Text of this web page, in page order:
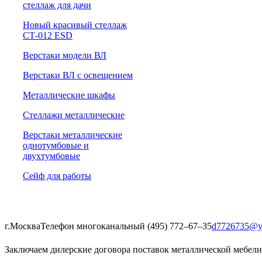
cтеллаж для дачи
Новый красивый стеллаж
СТ-012 ESD
Верстаки модели ВЛ
Верстаки ВЛ с освещением
Металлические шкафы
Стеллажи металлические
Верстаки металлические
однотумбовые и
двухтумбовые
Сейф для работы
г.МоскваТелефон многоканальный (495) 772‒67‒35
Заключаем дилерские договора поставок металлической мебели